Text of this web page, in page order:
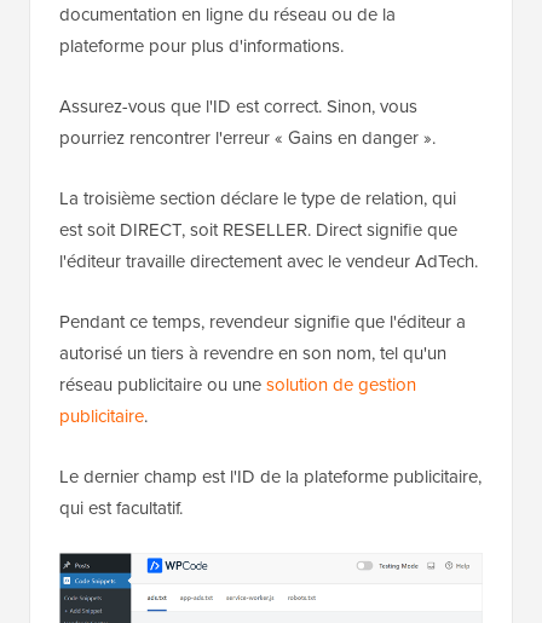
documentation en ligne du réseau ou de la
plateforme pour plus d'informations.
Assurez-vous que l'ID est correct. Sinon, vous
pourriez rencontrer l'erreur « Gains en danger ».
La troisième section déclare le type de relation, qui
est soit DIRECT, soit RESELLER. Direct signifie que
l'éditeur travaille directement avec le vendeur AdTech.
Pendant ce temps, revendeur signifie que l'éditeur a
autorisé un tiers à revendre en son nom, tel qu'un
réseau publicitaire ou unesolution de gestion
publicitaire.
Le dernier champ est l'ID de la plateforme publicitaire,
qui est facultatif.